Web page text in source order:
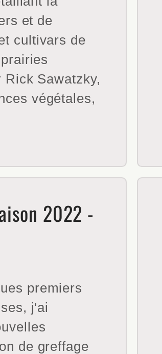
et de
cultivars de
Sawatzky,
végétales,
2022 -
premiers
j'ai
de greffage